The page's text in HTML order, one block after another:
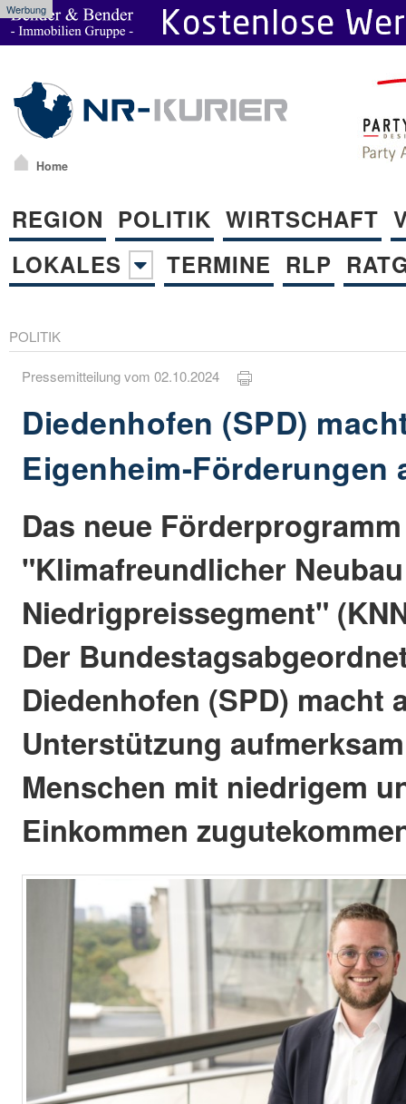
Werbung
Home
REGION POLITIK WIRTSCHAFT
LOKALES
TERMINE RLP
POLITIK
Pressemitteilung vom 02.10.2024
Diedenhofen (SPD)
Eigenheim-Förderungen
Das neue Förderprogramm
"Klimafreundlicher
Niedrigpreissegment"
Der
Diedenhofen (SPD) macht
Unterstützung
Menschen mit niedrigem
Einkommen